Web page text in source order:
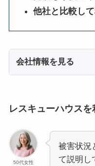
他社と比較し
会社情報を見る
レスキューハウス
50代女性
被害状況
て説明し